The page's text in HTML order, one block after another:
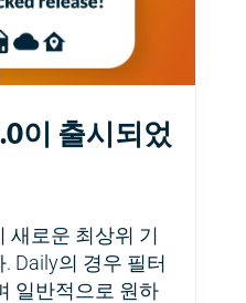
이 출시되었
새로운 최상위 기
Daily의 경우 필터
일반적으로 원하